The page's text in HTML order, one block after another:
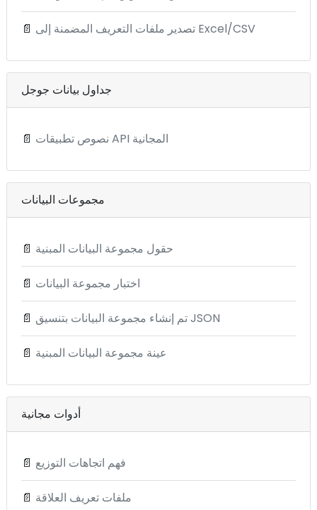
📄 تصدير ملفات التعريف المضمنة إلى Excel/CSV
جداول بيانات جوجل
📄 نصوص تطبيقات API المجانية
مجموعات البيانات
📄 حقول مجموعة البيانات المبنية
📄 اختبار مجموعة البيانات
📄 تم إنشاء مجموعة البيانات بتنسيق JSON
📄 عينة مجموعة البيانات المبنية
أدوات مجانية
📄 فهم اتجاهات التوزيع
📄 ملفات تعريف العلاقة